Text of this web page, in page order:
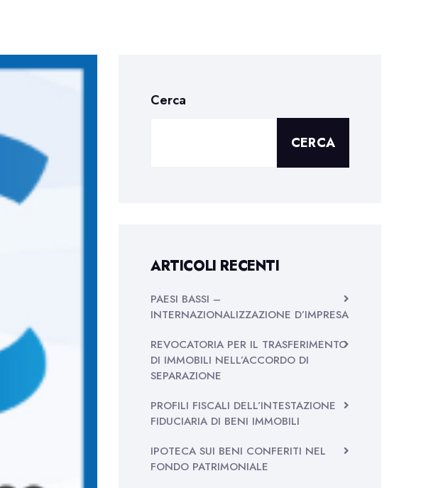
Cerca
CERCA
ARTICOLI RECENTI
PAESI BASSI –
INTERNAZIONALIZZAZIONE D’IMPRESA
REVOCATORIA PER IL TRASFERIMENTO
DI IMMOBILI NELL’ACCORDO DI
SEPARAZIONE
PROFILI FISCALI DELL’INTESTAZIONE
FIDUCIARIA DI BENI IMMOBILI
IPOTECA SUI BENI CONFERITI NEL
FONDO PATRIMONIALE